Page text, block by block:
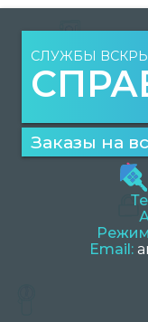
СЛУЖБЫ
Заказы на
Email: